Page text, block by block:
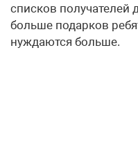
списков получателей
больше подарков
нуждаются больше.